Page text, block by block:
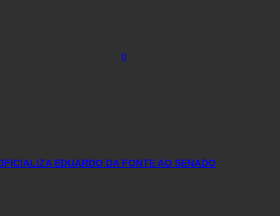
0
EDUARDO DA FONTE AO SENADO